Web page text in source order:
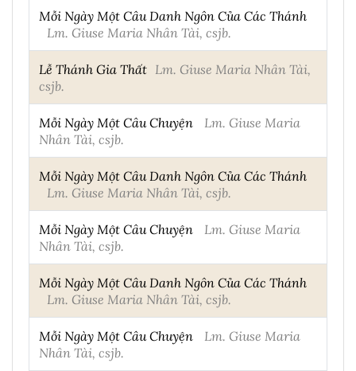
Mỗi Ngày Một Câu Danh Ngôn Của Các Thánh
Lm. Giuse Maria Nhân Tài, csjb.
Lễ Thánh Gia Thất Lm. Giuse Maria Nhân Tài,
csjb.
Mỗi Ngày Một Câu Chuyện
Lm. Giuse Maria
Nhân Tài, csjb.
Mỗi Ngày Một Câu Danh Ngôn Của Các Thánh
Lm. Giuse Maria Nhân Tài, csjb.
Mỗi Ngày Một Câu Chuyện
Lm. Giuse Maria
Nhân Tài, csjb.
Mỗi Ngày Một Câu Danh Ngôn Của Các Thánh
Lm. Giuse Maria Nhân Tài, csjb.
Mỗi Ngày Một Câu Chuyện
Lm. Giuse Maria
Nhân Tài, csjb.